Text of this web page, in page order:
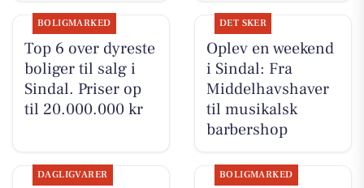
BOLIGMARKED
Top 6 over dyreste
boliger til salg i
Sindal. Priser op
til 20.000.000 kr
DET SKER
Oplev en weekend
i Sindal: Fra
Middelhavshaver
til musikalsk
barbershop
DAGLIGVARER BOLIGMARKED